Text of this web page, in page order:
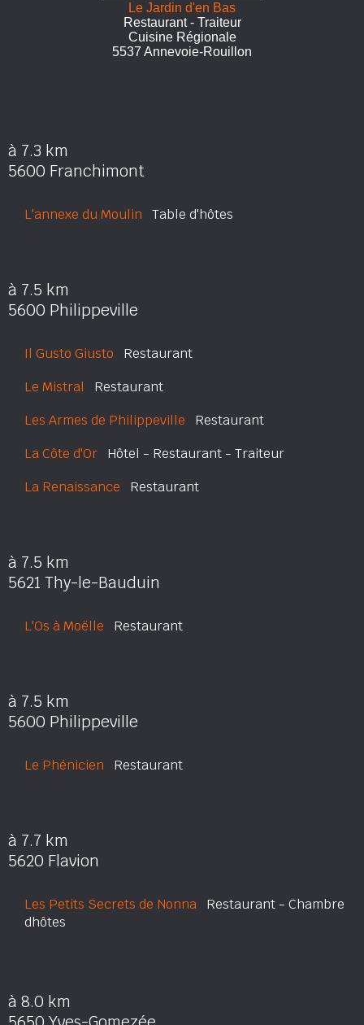
Le Jardin d'en Bas
Restaurant - Traiteur
Cuisine Régionale
5537 Annevoie-Rouillon
à 7.3 km
5600 Franchimont
L'annexe du Moulin Table d'hôtes
à 7.5 km
5600 Philippeville
Il Gusto Giusto Restaurant
Le Mistral Restaurant
Les Armes de Philippeville Restaurant
La Côte d'Or Hôtel - Restaurant - Traiteur
La Renaissance Restaurant
à 7.5 km
5621 Thy-le-Bauduin
L'Os à Moëlle Restaurant
à 7.5 km
5600 Philippeville
Le Phénicien Restaurant
à 7.7 km
5620 Flavion
Les Petits Secrets de Nonna Restaurant - Chambre
dhôtes
à 8.0 km